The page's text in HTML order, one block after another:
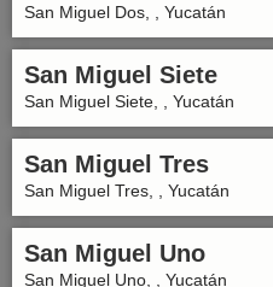
San Miguel Dos, , Yucatán
San Miguel Siete
San Miguel Siete, , Yucatán
San Miguel Tres
San Miguel Tres, , Yucatán
San Miguel Uno
San Miguel Uno, , Yucatán